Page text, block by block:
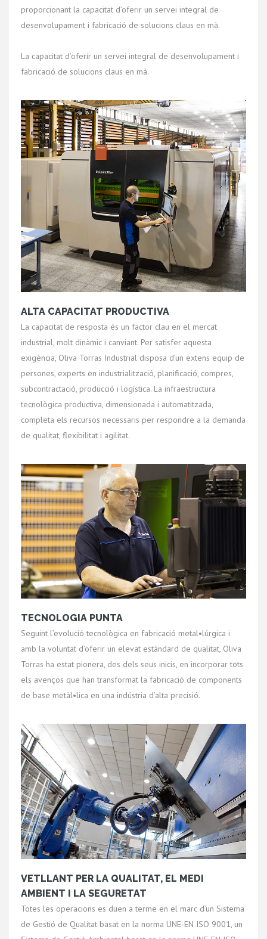
proporcionant la capacitat d’oferir un servei integral de
desenvolupament i fabricació de solucions claus en mà.
La capacitat d’oferir un servei integral de desenvolupament i
fabricació de solucions claus en mà.
ALTA CAPACITAT PRODUCTIVA
La capacitat de resposta és un factor clau en el mercat
industrial, molt dinàmic i canviant. Per satisfer aquesta
exigència, Oliva Torras Industrial disposa d’un extens equip de
persones, experts en industrialització, planificació, compres,
subcontractació, producció i logística. La infraestructura
tecnològica productiva, dimensionada i automatitzada,
completa els recursos necessaris per respondre a la demanda
de qualitat, flexibilitat i agilitat.
TECNOLOGIA PUNTA
Seguint l’evolució tecnològica en fabricació metal•lúrgica i
amb la voluntat d’oferir un elevat estàndard de qualitat, Oliva
Torras ha estat pionera, des dels seus inicis, en incorporar tots
els avenços que han transformat la fabricació de components
de base metàl•lica en una indústria d’alta precisió.
VETLLANT PER LA QUALITAT, EL MEDI
AMBIENT I LA SEGURETAT
Totes les operacions es duen a terme en el marc d’un Sistema
de Gestió de Qualitat basat en la norma UNE-EN ISO 9001, un